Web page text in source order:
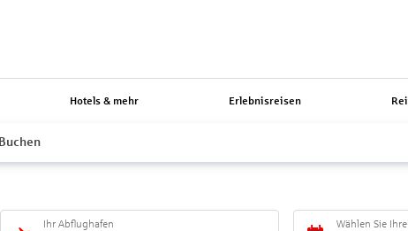
Hotels & mehr Erlebnisreisen
Buchen
Ihr Abflughafen Wählen Sie